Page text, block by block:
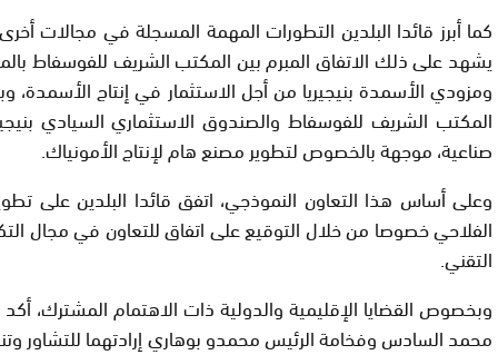
كما أبرز قائدا البلدين التطورات المهمة المسجلة في مجالات أخرى
يشهد على ذلك الاتفاق المبرم بين المكتب الشريف للفوسفاط
ومزودي الأسمدة بنيجيريا من أجل الاستثمار في إنتاج الأسمدة،
المكتب الشريف للفوسفاط والصندوق الاستثماري السيادي
صناعية، موجهة بالخصوص لتطوير مصنع هام لإنتاج الأمونياك.
وعلى أساس هذا التعاون النموذجي، اتفق قائدا البلدين على
الفلاحي خصوصا من خلال التوقيع على اتفاق للتعاون في مجال
التقني.
وبخصوص القضايا الإقليمية والدولية ذات الاهتمام المشترك،
محمد السادس وفخامة الرئيس محمدو بوهاري إرادتهما للتشاور